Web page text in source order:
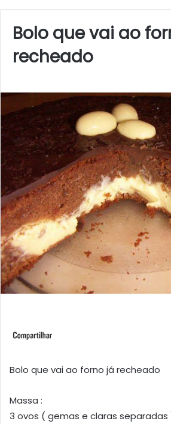
Bolo que vai ao
recheado
Bolo que vai ao forno já recheado
Massa :
3 ovos ( gemas e claras separadas